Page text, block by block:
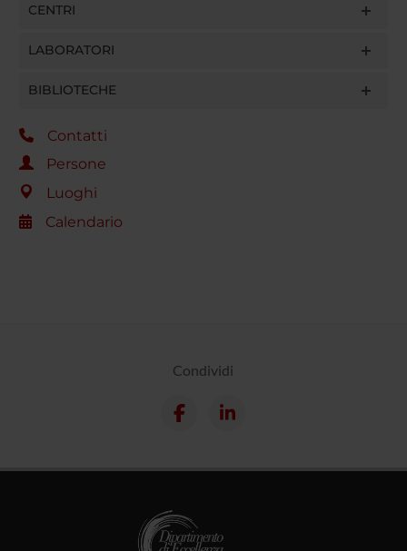
CENTRI
LABORATORI
BIBLIOTECHE
Contatti
Persone
Luoghi
Calendario
Condividi